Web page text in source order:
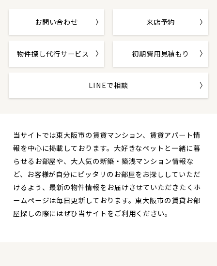
お問い合わせ 来店予約
物件探し代行サービス 初期費用見積もり
LINEで相談
当サイトでは東大阪市の賃貸マンション、賃貸アパート情
報を中心に掲載しております。大好きなペットと一緒に暮
らせるお部屋や、大人気の新築・築浅マンション情報な
ど、お客様が自分にピッタリのお部屋をお探ししていただ
けるよう、最新の物件情報をお届けさせていただきたくホ
ームページは毎日更新しております。東大阪市の賃貸お部
屋探しの際にはぜひ当サイトをご利用ください。